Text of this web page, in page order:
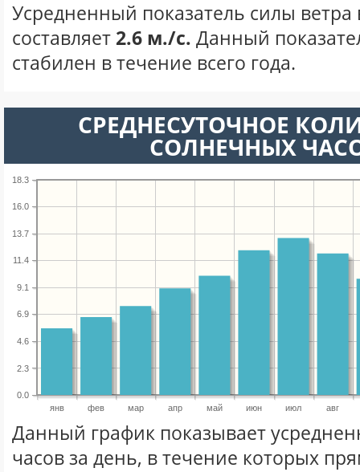
Усредненный показатель силы ветра
составляет 2.6 м./с. Данный
стабилен в течение всего года.
СРЕДНЕСУТОЧНОЕ
СОЛНЕЧНЫХ
янв фев мар апр май июн июл авг
0.0
2.3
4.6
6.9
9.1
11.4
13.7
16.0
18.3
Данный график показывает
часов за день, в течение которых